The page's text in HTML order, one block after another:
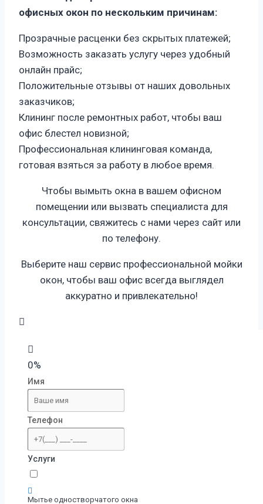
офисных окон по нескольким причинам:
Прозрачные расценки без скрытых платежей;
Возможность заказать услугу через удобный
онлайн прайс;
Положительные отзывы от наших довольных
заказчиков;
Клининг после ремонтных работ, чтобы ваш
офис блестел новизной;
Профессиональная клининговая команда,
готовая взяться за работу в любое время.
Чтобы вымыть окна в вашем офисном
помещении или вызвать специалиста для
консультации, свяжитесь с нами через сайт или
по телефону.
Выберите наш сервис профессиональной мойки
окон, чтобы ваш офис всегда выглядел
аккуратно и привлекательно!
0%
Имя
Телефон
Услуги
Мытье одностворчатого окна